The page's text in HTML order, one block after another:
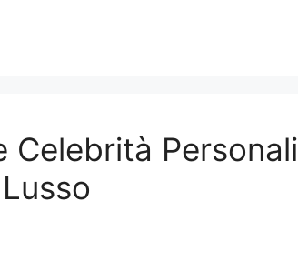
Celebrità